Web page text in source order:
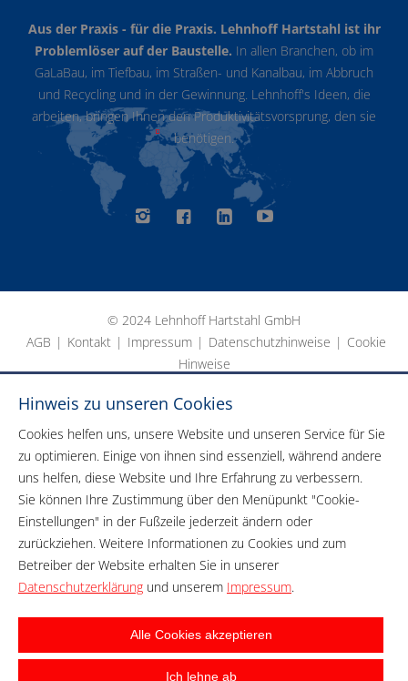
Aus der Praxis - für die Praxis. Lehnhoff Hartstahl ist ihr
Problemlöser auf der Baustelle. In allen Branchen, ob im
GaLaBau, im Tiefbau, im Straßen- und Kanalbau, im Abbruch
und Recycling und in der Gewinnung. Lehnhoff's Ideen, die
arbeiten, bringen Ihnen den Produktivitätsvorsprung, den sie
benötigen.
© 2024 Lehnhoff Hartstahl GmbH
AGB
Kontakt Impressum Datenschutzhinweise
Cookie
Hinweise
Hinweis zu unseren Cookies
Cookies helfen uns, unsere Website und unseren Service für Sie
zu optimieren. Einige von ihnen sind essenziell, während andere
uns helfen, diese Website und Ihre Erfahrung zu verbessern.
Sie können Ihre Zustimmung über den Menüpunkt "Cookie-
Einstellungen" in der Fußzeile jederzeit ändern oder
zurückziehen. Weitere Informationen zu Cookies und zum
Betreiber der Website erhalten Sie in unserer
Datenschutzerklärung und unserem Impressum.
Ich lehne ab
Alle Cookies akzeptieren